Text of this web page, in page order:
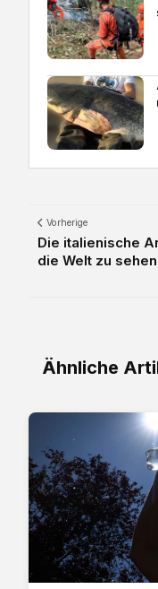
Vorherige
Die italienische
die Welt zu sehen
Ähnliche